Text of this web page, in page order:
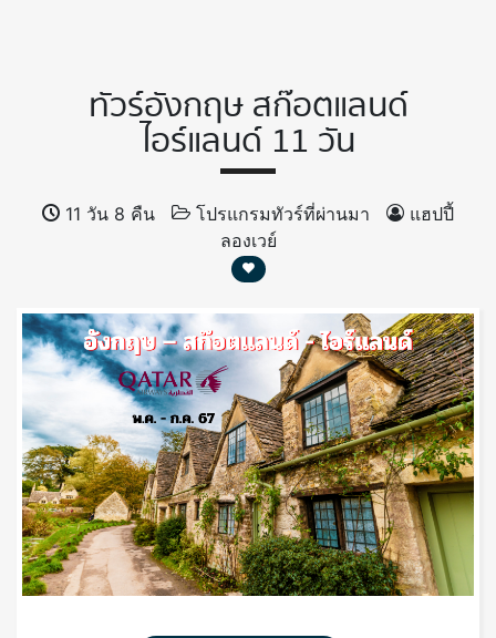
ทัวร์อังกฤษ สก๊อตแลนด์
ไอร์แลนด์ 11 วัน
11 วัน 8 คืน โปรแกรมทัวร์ที่ผ่านมา
แฮปปี้
ลองเวย์